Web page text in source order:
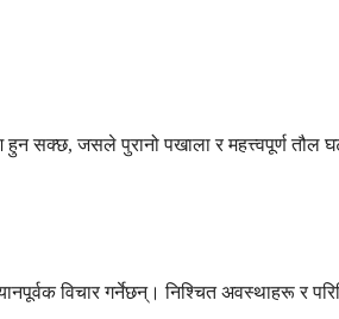
सक्छ, जसले पुरानो पखाला र महत्त्वपूर्ण
विचार गर्नेछन्। निश्चित अवस्थाहरू र